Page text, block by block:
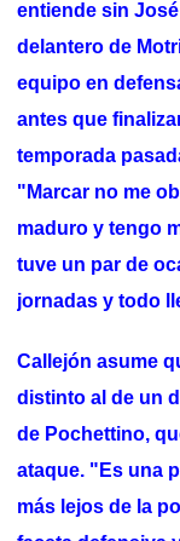
entiende sin
delantero de
equipo en
antes que
temporada
"Marcar no me
maduro y tengo
tuve un par de
jornadas y todo
Callejón asume
distinto al de un
de Pochettino,
ataque. "Es una
más lejos de la